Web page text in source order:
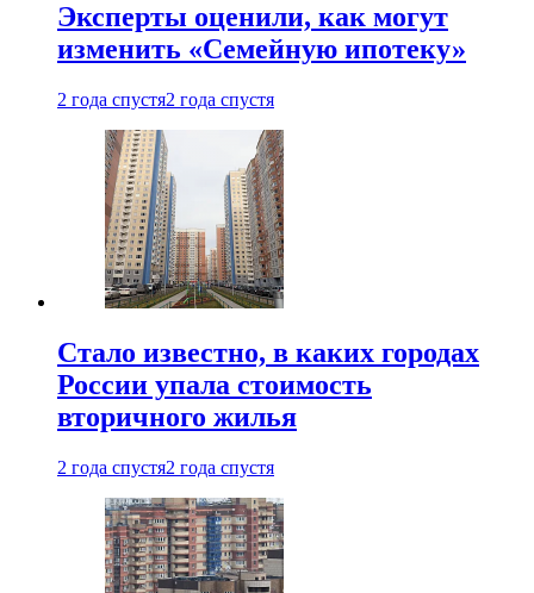
Эксперты оценили, как могут
изменить «Семейную ипотеку»
2 года спустя2 года спустя
Стало известно, в каких городах
России упала стоимость
вторичного жилья
2 года спустя2 года спустя